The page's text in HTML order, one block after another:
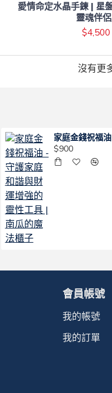
愛情命定水晶手鍊 | 星
靈魂伴
$4,500
沒有更
$900
會員帳號
我的帳號
我的訂單